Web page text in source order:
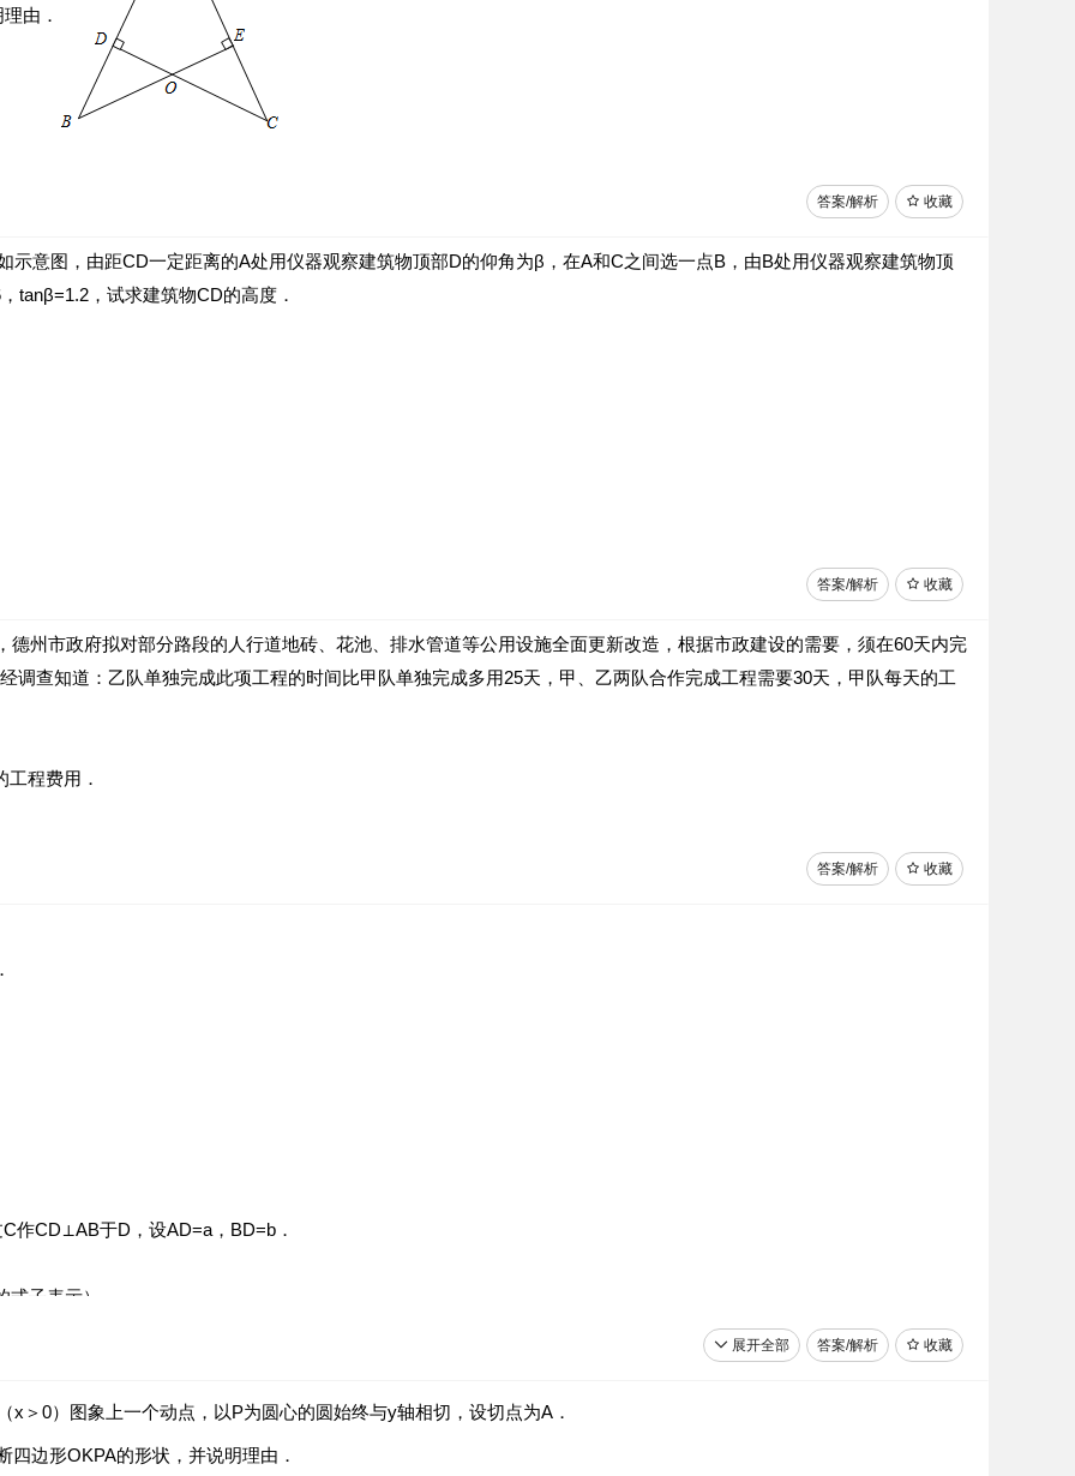
由．
收藏
答案/解析
示意图，由距CD一定距离的A处用仪器观察建筑物顶部D的仰角为β，在A和C之间选一点B，由B处用仪器观察建筑物顶
tanβ=1.2，试求建筑物CD的高度．
收藏
答案/解析
德州市政府拟对部分路段的人行道地砖、花池、排水管道等公用设施全面更新改造，根据市政建设的需要，须在60天内完
调查知道：乙队单独完成此项工程的时间比甲队单独完成多用25天，甲、乙两队合作完成工程需要30天，甲队每天的工
程费用．
收藏
答案/解析
作CD⊥AB于D，设AD=a，BD=b．
子表示）．
结论，求出镜框周长的最小值．
收藏
答案/解析
展开全部
x＞0）图象上一个动点，以P为圆心的圆始终与y轴相切，设切点为A．
边形OKPA的形状，并说明理由．